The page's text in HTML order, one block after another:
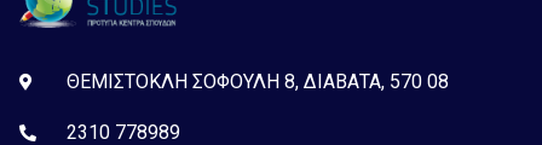
ΘΕΜΙΣΤΟΚΛΗ ΣΟΦΟΥΛΗ 8, ΔΙΑΒΑΤΑ, 570 08
2310 778989